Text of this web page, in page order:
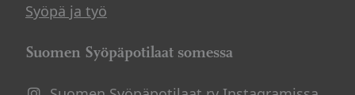
Syöpä ja työ
Suomen Syöpäpotilaat somessa